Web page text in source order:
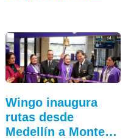
Wingo inaugura
rutas desde
Medellín a Montego